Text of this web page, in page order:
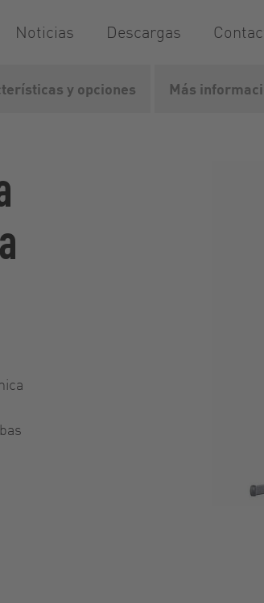
Noticias Descargas
mecánica DisRuptor
y opciones Más